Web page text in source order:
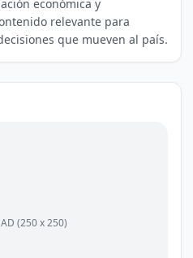
económica y
relevante para
que mueven al país.
(250 x 250)